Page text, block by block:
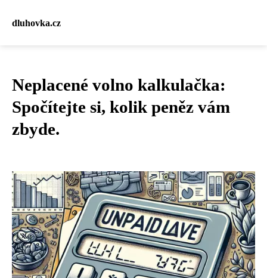
dluhovka.cz
Neplacené volno kalkulačka:
Spočítejte si, kolik peněz vám
zbyde.